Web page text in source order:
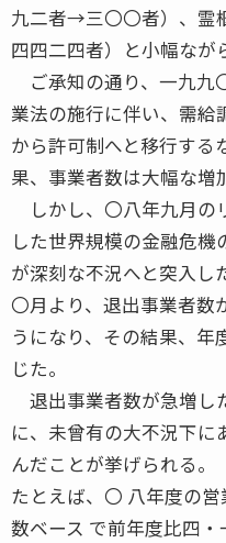
九二者→三〇〇者）、霊
四四二四者）と小幅なが
ご承知の通り、一九九
業法の施行に伴い、需給
から許可制へと移行する
果、事業者数は大幅な増
しかし、〇八年九月の
した世界規模の金融危
が深刻な不況へと突入し
〇月より、退出事業者数
うになり、その結果、年
じた。
退出事業者数が急増し
に、未曾有の大不況下に
んだことが挙げられる。
たとえば、〇 八年度の
数ベース で前年度比四